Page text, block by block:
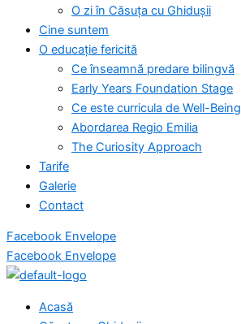
O zi în Căsuța cu Ghidușii
Cine suntem
O educație fericită
Ce înseamnă predare bilingvă
Early Years Foundation Stage
Ce este curricula de Well-Being
Abordarea Regio Emilia
The Curiosity Approach
Tarife
Galerie
Contact
Facebook Envelope
Facebook Envelope
Acasă